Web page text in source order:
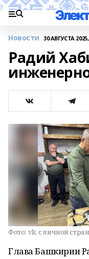
Новости 30 АВГУСТА 2025,
Радий
Фото: vk, с личной
Глава Башкирии